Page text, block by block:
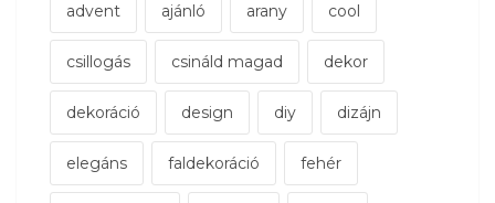
advent ajánló arany cool
csillogás csináld magad dekor
dekoráció design diy dizájn
elegáns faldekoráció fehér